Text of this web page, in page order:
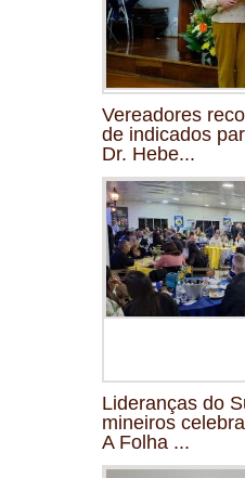
Vereadores
de indicados
Dr. Hebe...
Lideranças do
mineiros
A Folha ...